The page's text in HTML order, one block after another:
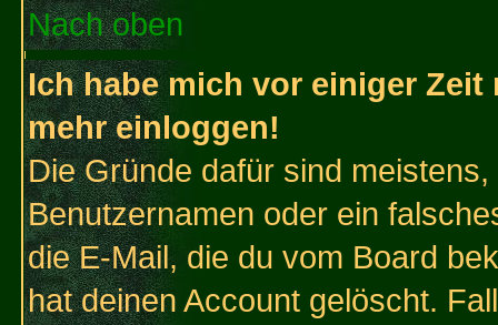
Nach oben
Ich habe mich vor einiger
mehr einloggen!
Die Gründe dafür sind
Benutzernamen oder ein
die E-Mail, die du vom Board
hat deinen Account gelöscht.